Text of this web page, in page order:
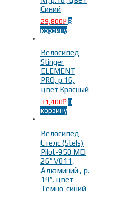
Синий
29,800Р В
корзину
Велосипед
Stinger
ELEMENT
PRO, р.16,
цвет Красный
31,400Р В
корзину
Велосипед
Стелс (Stels)
Pilot-950 MD
26″ V011,
Алюминий , р.
19″, цвет
Темно-синий